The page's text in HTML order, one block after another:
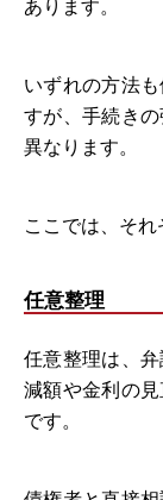
あります。
いずれの方法
すが、手続き
異なります。
ここでは、それ
任意整理
任意整理は、
減額や金利の
です。